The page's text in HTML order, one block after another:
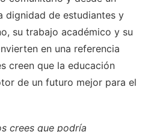
dignidad de estudiantes y
su trabajo académico y su
en una referencia
creen que la educación
de un futuro mejor para el
crees que podría